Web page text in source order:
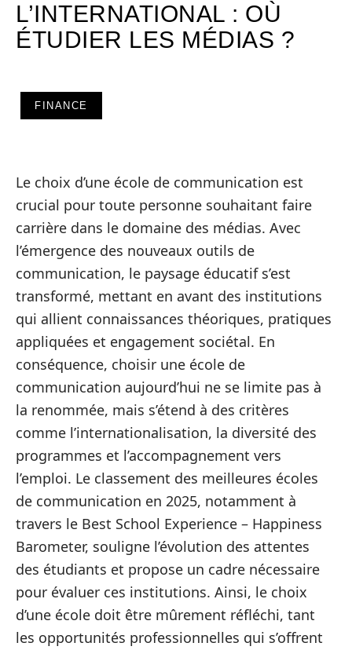
L’INTERNATIONAL : OÙ
ÉTUDIER LES MÉDIAS ?
FINANCE
Le choix d’une école de communication est
crucial pour toute personne souhaitant faire
carrière dans le domaine des médias. Avec
l’émergence des nouveaux outils de
communication, le paysage éducatif s’est
transformé, mettant en avant des institutions
qui allient connaissances théoriques, pratiques
appliquées et engagement sociétal. En
conséquence, choisir une école de
communication aujourd’hui ne se limite pas à
la renommée, mais s’étend à des critères
comme l’internationalisation, la diversité des
programmes et l’accompagnement vers
l’emploi. Le classement des meilleures écoles
de communication en 2025, notamment à
travers le Best School Experience – Happiness
Barometer, souligne l’évolution des attentes
des étudiants et propose un cadre nécessaire
pour évaluer ces institutions. Ainsi, le choix
d’une école doit être mûrement réfléchi, tant
les opportunités professionnelles qui s’offrent